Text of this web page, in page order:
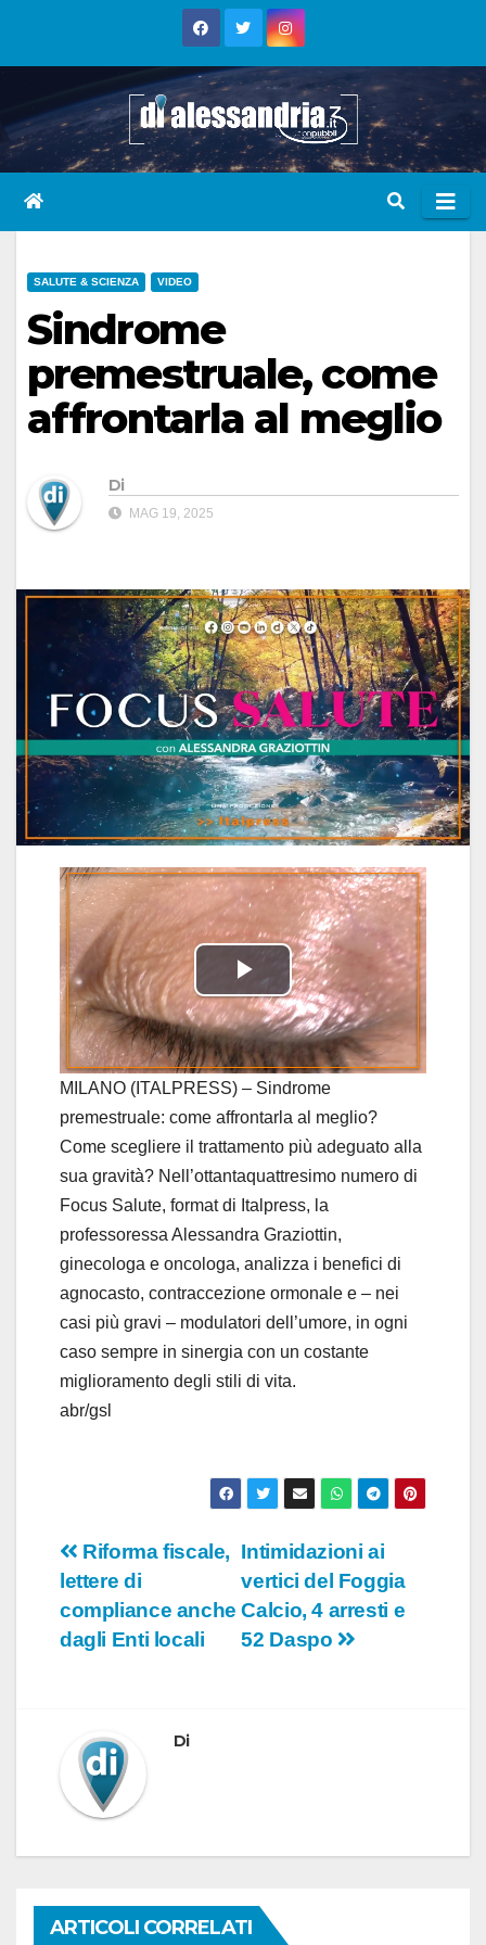
SALUTE & SCIENZA VIDEO
Sindrome
premestruale, come
affrontarla al meglio
Di
MAG 19, 2025
P
l
a
y
V
i
d
e
o
MILANO (ITALPRESS) – Sindrome
premestruale: come affrontarla al meglio?
Come scegliere il trattamento più adeguato alla
sua gravità? Nell’ottantaquattresimo numero di
Focus Salute, format di Italpress, la
professoressa Alessandra Graziottin,
ginecologa e oncologa, analizza i benefici di
agnocasto, contraccezione ormonale e – nei
casi più gravi – modulatori dell’umore, in ogni
caso sempre in sinergia con un costante
miglioramento degli stili di vita.
abr/gsl
Navigazione
articoli
Intimidazioni ai
vertici del Foggia
Calcio, 4 arresti e
52 Daspo
Riforma fiscale,
lettere di
compliance anche
dagli Enti locali
Di
ARTICOLI CORRELATI